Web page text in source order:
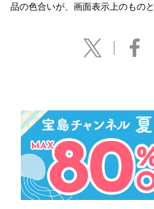
品の色合いが、画面表示上のもの